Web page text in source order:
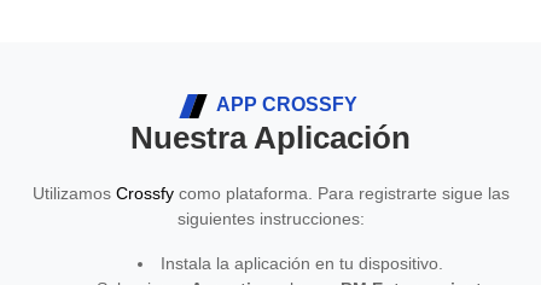
APP CROSSFY
Nuestra Aplicación
Utilizamos Crossfycomo plataforma. Para registrarte sigue las
siguientes instrucciones:
Instala la aplicación en tu dispositivo.